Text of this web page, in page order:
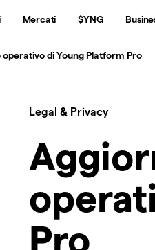
Mercati $YNG
di Young Platform Pro
Legal & Privacy
Pro